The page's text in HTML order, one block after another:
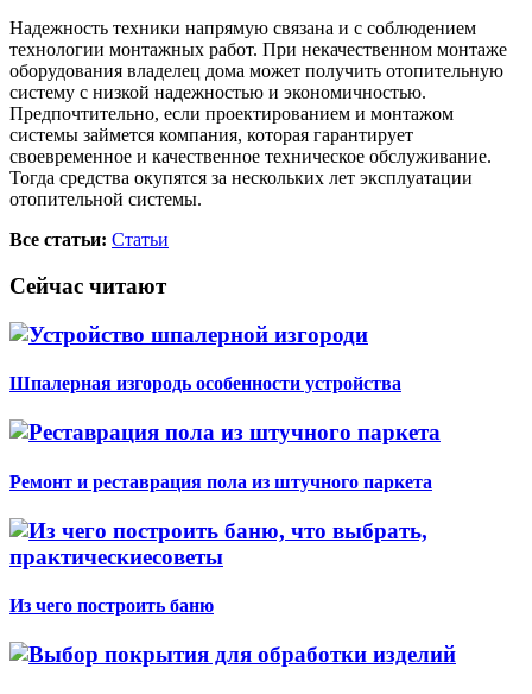
Надежность техники напрямую связана и с соблю­дением
технологии монтажных работ. При некачествен­ном монтаже
оборудования владелец дома может полу­чить отопительную
систему с низкой надежностью и экономичностью.
Предпочтительно, если проектирова­нием и монтажом
системы займется компания, которая гарантирует
своевременное и качественное техническое обслуживание.
Тогда средства окупятся за нескольких лет эксплуатации
отопительной системы.
Все статьи: Статьи
Сейчас читают
Шпалерная изгородь особенности устройства
Ремонт и реставрация пола из штучного паркета
Из чего построить баню